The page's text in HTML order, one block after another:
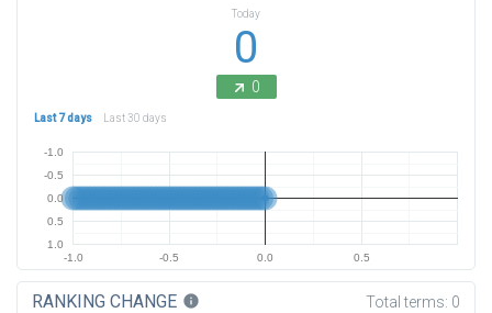
Today
0
0
Last 7 days Last 30 days
-1.0 -0.5 0.0 0.5
-1.0
-0.5
0.0
0.5
1.0
RANKING CHANGE info Total terms: 0